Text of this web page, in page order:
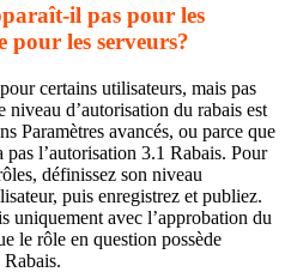
il pas pour les
pour les serveurs?
certains utilisateurs, mais pas
niveau d’autorisation du rabais est
Paramètres avancés, ou parce que
pas l’autorisation 3.1 Rabais. Pour
définissez son niveau
puis enregistrez et publiez.
uniquement avec l’approbation du
le rôle en question possède